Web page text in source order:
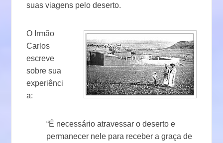
suas viagens pelo deserto.
O Irmão
Carlos
escreve
sobre sua
experiênci
a:
“É necessário atravessar o deserto e
permanecer nele para receber a graça de